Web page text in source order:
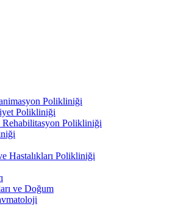
Polikliniği
Polikliniği
Polikliniği
Hastalıkları Polikliniği
ve Doğum